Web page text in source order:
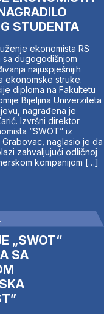
STUDENTA
ekonomista RS
sa dugogodišnjom
najuspješnijih
ekonomske struke.
diploma na Fakultetu
Bijeljina Univerziteta
nagrađena je
Izvršni direktor
“SWOT” iz
Grabovac, naglasio je da
zahvaljujući odličnoj
kompanijom […]
„SWOT“
SA